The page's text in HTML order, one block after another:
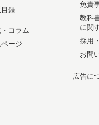
目録
コラム
ージ
免責
教科
に関
採用
お問
広告に